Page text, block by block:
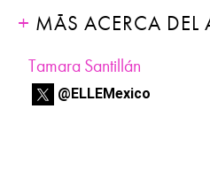
MÁS ACERCA DEL
Tamara Santillán
@ELLEMexico